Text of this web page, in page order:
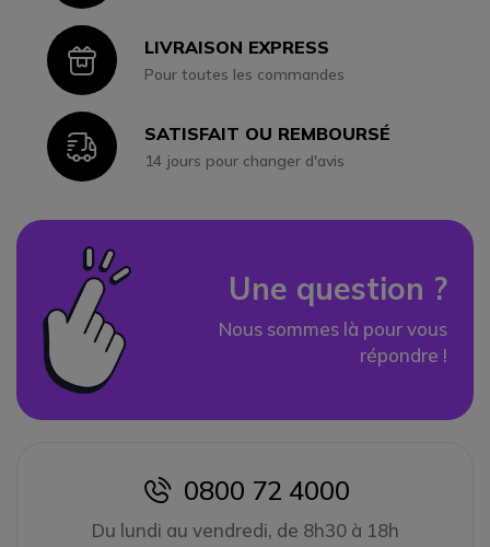
IconLIVRAISON EXPRESS
Pour toutes les commandes
IconSATISFAIT OU REMBOURSÉ
14 jours pour changer d'avis
Une question ?
Nous sommes là pour vous
répondre !
icon
0800 72 4000
Du lundi au vendredi, de 8h30 à 18h